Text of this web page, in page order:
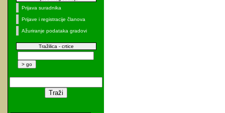
Prijava suradnika
Prijave i registracije članova
Ažuriranje podataka gradovi
Tražilica - crtice